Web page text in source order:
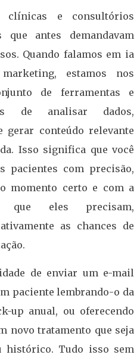
e consultórios
que antes demandavam
Quando falamos em ia
estamos nos
de ferramentas e
de analisar dados,
gerar conteúdo relevante
Isso significa que você
pacientes com precisão,
momento certo e com a
que eles precisam,
as chances de
de enviar um e-mail
paciente lembrando-o da
up anual, ou oferecendo
novo tratamento que seja
histórico. Tudo isso sem